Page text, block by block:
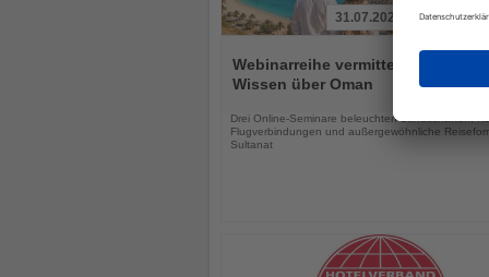
Sie
die
31.07.2026
Webinarreihe vermittelt
Wissen über Oman
Drei Online-Seminare beleuchten Landschaften,
Flugverbindungen und außergewöhnliche
Sultanat